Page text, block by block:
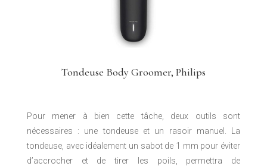
Tondeuse Body Groomer, Philips
Pour mener à bien cette tâche, deux outils sont
nécessaires : une tondeuse et un rasoir manuel. La
tondeuse, avec idéalement un sabot de 1 mm pour éviter
d’accrocher et de tirer les poils, permettra de